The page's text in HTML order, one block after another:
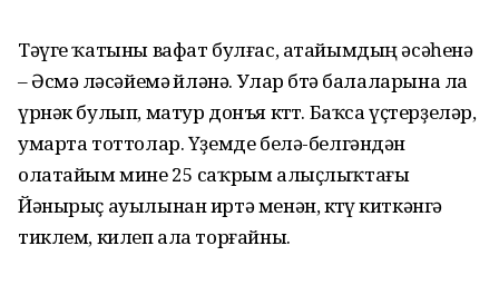
Тәүге ҡатыны вафат булғас, атайымдың әсәһенә
– Әсмә өләсәйемә өйләнә. Улар бөтә балаларына ла
үрнәк булып, матур донъя көттө. Баҡса үҫтерҙеләр,
умарта тоттолар. Үҙемде белә-белгәндән
олатайым мине 25 саҡрым алыҫлыҡтағы
Йәнырыҫ ауылынан иртә менән, көтөү киткәнгә
тиклем, килеп ала торғайны.